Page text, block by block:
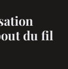
du fil